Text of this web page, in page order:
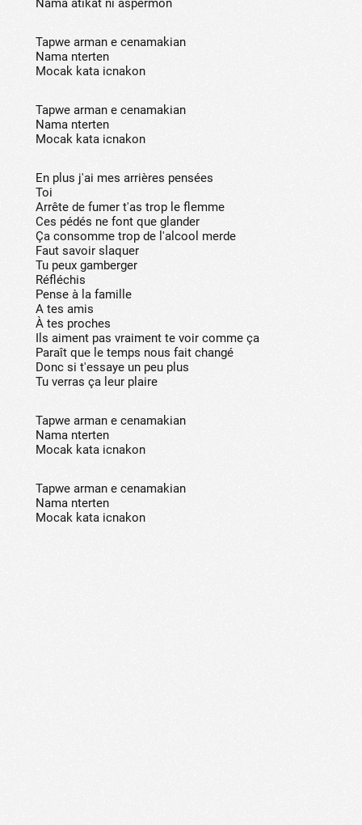
Nama atikat ni aspermon
Tapwe arman e cenamakian
Nama nterten
Mocak kata icnakon
Tapwe arman e cenamakian
Nama nterten
Mocak kata icnakon
En plus j'ai mes arrières pensées
Toi
Arrête de fumer t'as trop le flemme
Ces pédés ne font que glander
Ça consomme trop de l'alcool merde
Faut savoir slaquer
Tu peux gamberger
Réfléchis
Pense à la famille
A tes amis
À tes proches
Ils aiment pas vraiment te voir comme ça
Paraît que le temps nous fait changé
Donc si t'essaye un peu plus
Tu verras ça leur plaire
Tapwe arman e cenamakian
Nama nterten
Mocak kata icnakon
Tapwe arman e cenamakian
Nama nterten
Mocak kata icnakon